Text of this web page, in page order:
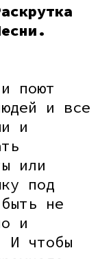
поют
и все
и
или
под
не
и
И чтобы